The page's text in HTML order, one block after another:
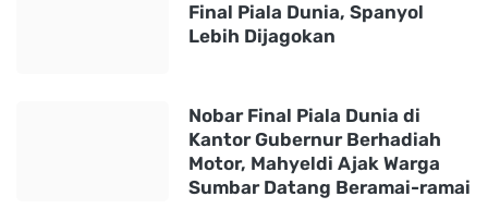
Final Piala Dunia, Spanyol
Lebih Dijagokan
Nobar Final Piala Dunia di
Kantor Gubernur Berhadiah
Motor, Mahyeldi Ajak Warga
Sumbar Datang Beramai-ramai